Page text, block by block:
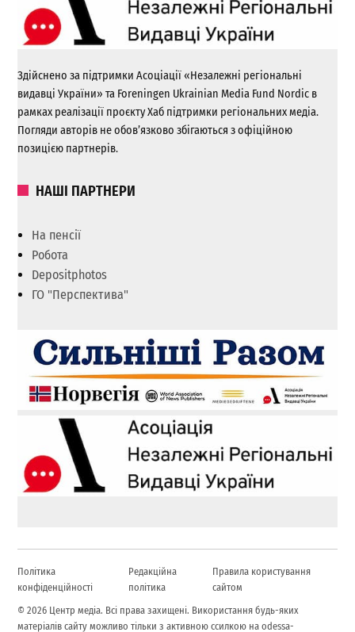
Здійснено за підтримки Асоціації «Незалежні регіональні
видавці України» та Foreningen Ukrainian Media Fund Nordic в
рамках реалізації проєкту Хаб підтримки регіональних медіа.
Погляди авторів не обов’язково збігаються з офіційною
позицією партнерів.
НАШІ ПАРТНЕРИ
На пенсії
Робота
Depositphotos
ГО "Перспектива"
Політика
конфіденційності
Редакційна
політика
Правила користування
сайтом
© 2026 Центр медіа. Всі права захищені. Використання будь-яких
матеріалів сайту можливо тільки з активною ссилкою на odessa-